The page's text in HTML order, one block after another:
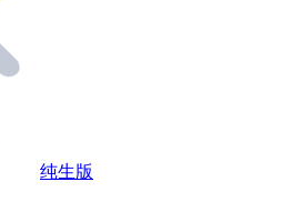
纯生版